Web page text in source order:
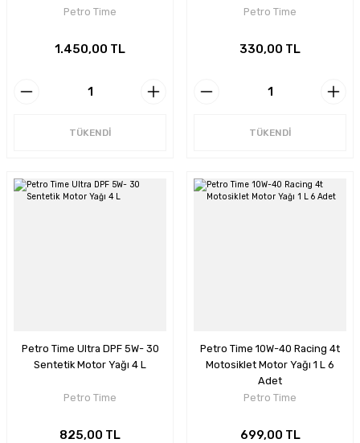
Petro Time
1.450,00 TL
TÜKENDİ
Petro Time
330,00 TL
TÜKENDİ
Petro Time Ultra DPF 5W- 30
Sentetik Motor Yağı 4 L
Petro Time
825,00 TL
Petro Time 10W-40 Racing 4t
Motosiklet Motor Yağı 1 L 6
Adet
Petro Time
699,00 TL